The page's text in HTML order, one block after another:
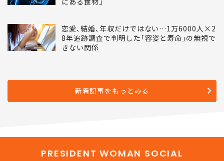
恋愛､結婚､年収だけではない…1万6000人×2
8年追跡調査で判明した｢容姿と寿命｣の無視で
きない関係
新着記事をもっとみる
PRESIDENT WOMAN SOCIAL